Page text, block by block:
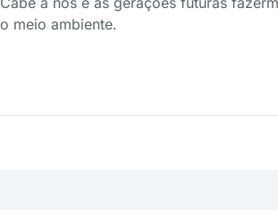
o meio ambiente.